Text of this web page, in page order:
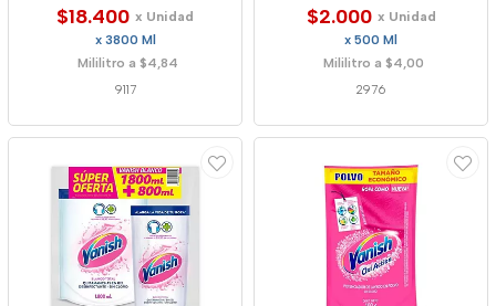
$18.400 x Unidad
x 3800 Ml
Mililitro a $4,84
9117
$2.000 x Unidad
x 500 Ml
Mililitro a $4,00
2976